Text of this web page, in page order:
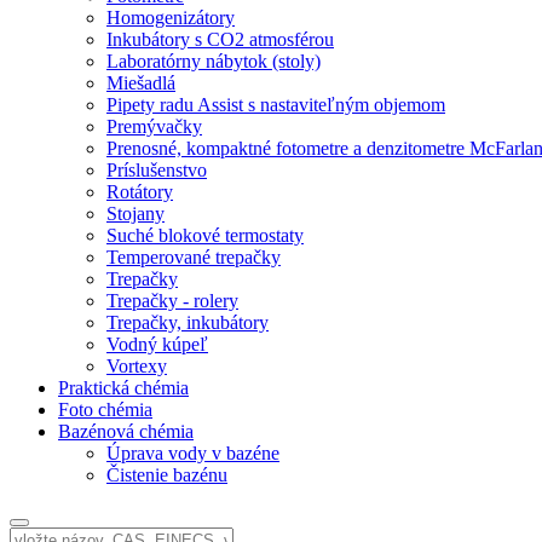
Homogenizátory
Inkubátory s CO2 atmosférou
Laboratórny nábytok (stoly)
Miešadlá
Pipety radu Assist s nastaviteľným objemom
Premývačky
Prenosné, kompaktné fotometre a denzitometre
Príslušenstvo
Rotátory
Stojany
Suché blokové termostaty
Temperované trepačky
Trepačky
Trepačky - rolery
Trepačky, inkubátory
Vodný kúpeľ
Vortexy
Praktická chémia
Foto chémia
Bazénová chémia
Úprava vody v bazéne
Čistenie bazénu